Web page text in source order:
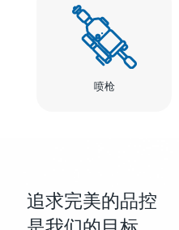
喷枪
追求完美的品控